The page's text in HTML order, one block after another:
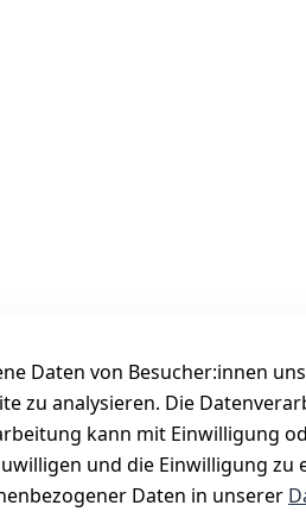
Daten von Besucher:innen
zu analysieren. Die
kann mit Einwilligung
und die Einwilligung zu
Daten in unserer